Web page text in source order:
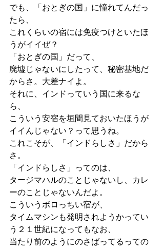
でも、「おとぎの国」に憧れてんだっ
たら、
これくらいの宿には免疫つけといたほ
うがイイぜ？
「おとぎの国」だって、
廃墟じゃないにしたって、秘密基地だ
からさ。大差ナイよ。
それに、インドっていう国に来るな
ら、
こういう安宿を垣間見ておいたほうが
イイんじゃない？って思うね。
これこそが、「インドらしさ」だから
さ。
「インドらしさ」ってのは、
タージマハルのことじゃないし、カレ
ーのことじゃないんだよ。
こういうボロっちい宿が、
タイムマシンも発明されようかってい
う２１世紀になってもなお、
当たり前のようにのさばってるっての